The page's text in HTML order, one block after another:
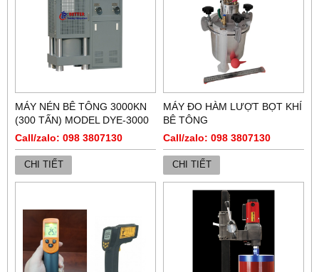
MÁY NÉN BÊ TÔNG 3000KN
(300 TẤN) MODEL DYE-3000
Call/zalo: 098 3807130
CHI TIẾT
MÁY ĐO HÀM LƯỢT BỌT KHÍ
BÊ TÔNG
Call/zalo: 098 3807130
CHI TIẾT